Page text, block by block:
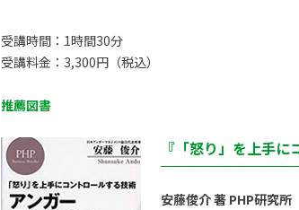
受講時間：1時間30分
受講料金：3,300円（税込）
推薦図書
『「怒り」を上手
安藤俊介 著 PHP研究所